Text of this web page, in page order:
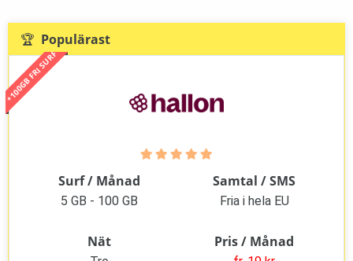
🏆 Populärast
+100GB FRI SURF
Surf / Månad
5 GB - 100 GB
Samtal / SMS
Fria i hela EU
Nät Pris / Månad